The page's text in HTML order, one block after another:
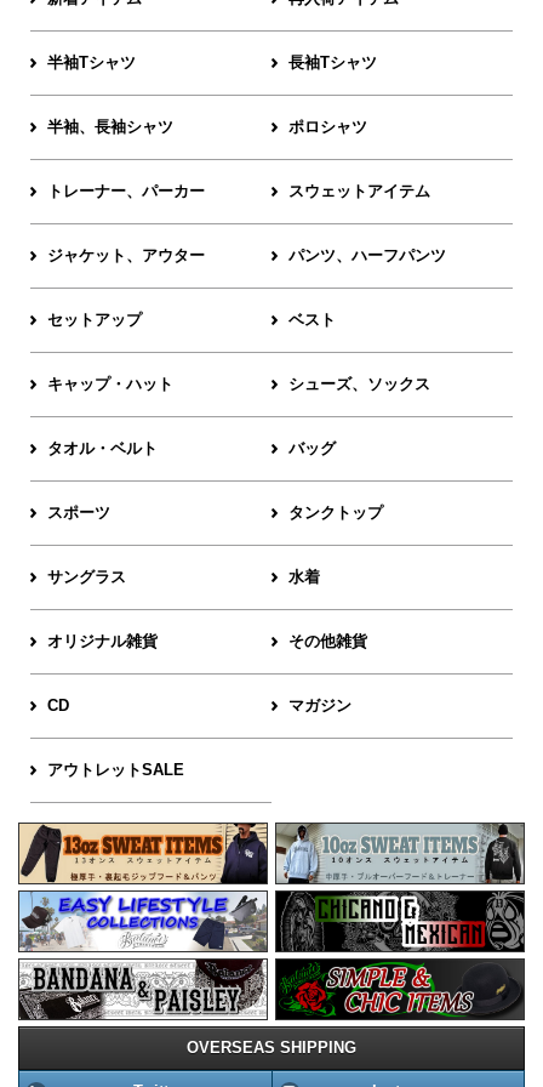
半袖Tシャツ 長袖Tシャツ
半袖、長袖シャツ ポロシャツ
トレーナー、パーカー スウェットアイテム
ジャケット、アウター パンツ、ハーフパンツ
セットアップ ベスト
キャップ・ハット シューズ、ソックス
タオル・ベルト バッグ
スポーツ タンクトップ
サングラス 水着
オリジナル雑貨 その他雑貨
CD マガジン
アウトレットSALE
OVERSEAS SHIPPING